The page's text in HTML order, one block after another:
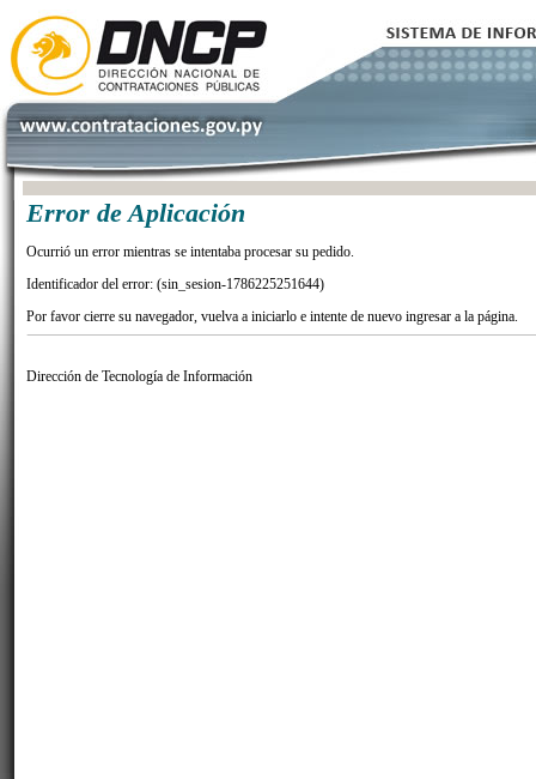
Error de Aplicación
Ocurrió un error mientras se intentaba procesar su pedido.
Identificador del error: (sin_sesion-1786225251644)
Por favor cierre su navegador, vuelva a iniciarlo e intente de nuevo ingresar a la página.
Dirección de Tecnología de Información